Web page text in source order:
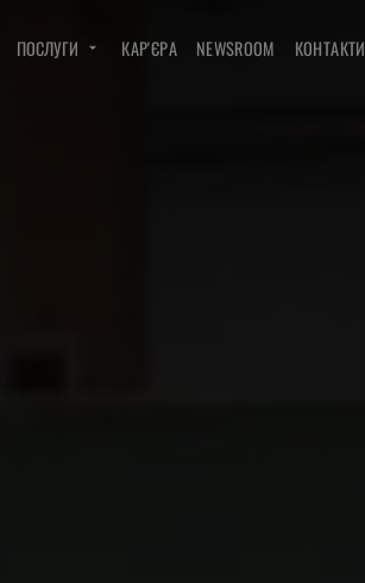
ПОСЛУГИ КАР'ЄРА NEWSROOM КОНТАКТИ